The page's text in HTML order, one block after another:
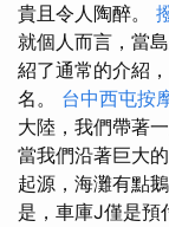
貴且令人陶醉。
就個人而言，當
紹了通常的介紹
名。 台中西屯按
大陸，我們帶著
當我們沿著巨大
起源，海灘有點
是，車庫J僅是預